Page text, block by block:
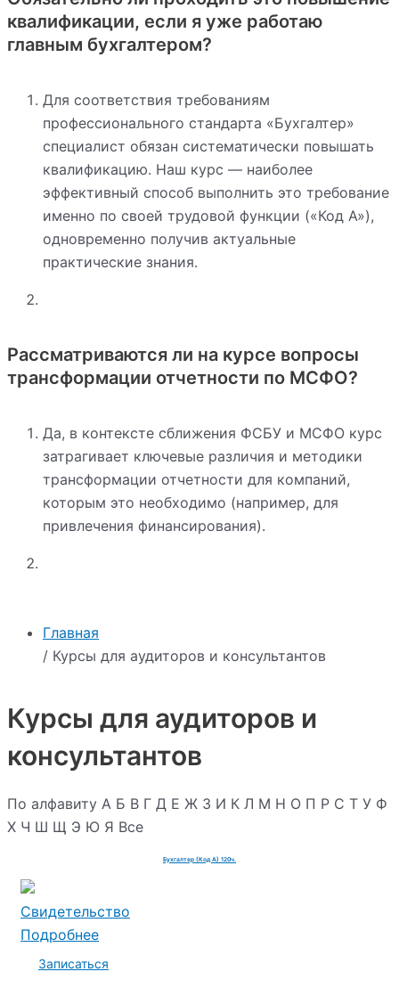
Главная
/ Курсы для аудиторов и консультантов
Курсы для аудиторов и
консультантов
По алфавиту А Б В Г Д Е Ж З И К Л М Н О П Р С Т У Ф
Х Ч Ш Щ Э Ю Я Все
Бухгалтер (Код А) 120ч.
Свидетельство
Подробнее
Записаться
квалификации, если я уже работаю
главным бухгалтером?
Для соответствия требованиям
профессионального стандарта «Бухгалтер»
специалист обязан систематически повышать
квалификацию. Наш курс — наиболее
эффективный способ выполнить это требование
именно по своей трудовой функции («Код А»),
одновременно получив актуальные
практические знания.
Рассматриваются ли на курсе вопросы
трансформации отчетности по МСФО?
Да, в контексте сближения ФСБУ и МСФО курс
затрагивает ключевые различия и методики
трансформации отчетности для компаний,
которым это необходимо (например, для
привлечения финансирования).